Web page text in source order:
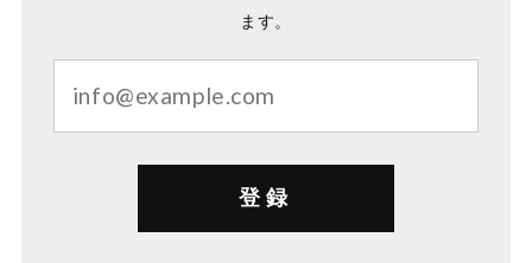
ます。
登録